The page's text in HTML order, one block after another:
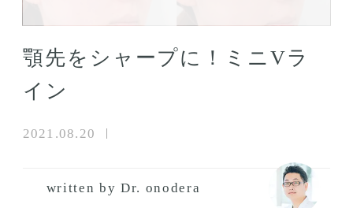
顎先をシャープに！ミニVラ
イン
2021.08.20
written by Dr. onodera